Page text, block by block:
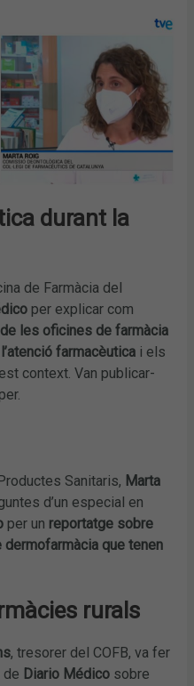
durant la
de Farmàcia del
per explicar com
les oficines de farmàcia
l’atenció farmacèutica i els
context. Van publicar-
Sanitaris, Marta
d’un especial en
per un reportatge sobre
que tenen
rurals
, tresorer del COFB, va fer
de Diario Médico sobre